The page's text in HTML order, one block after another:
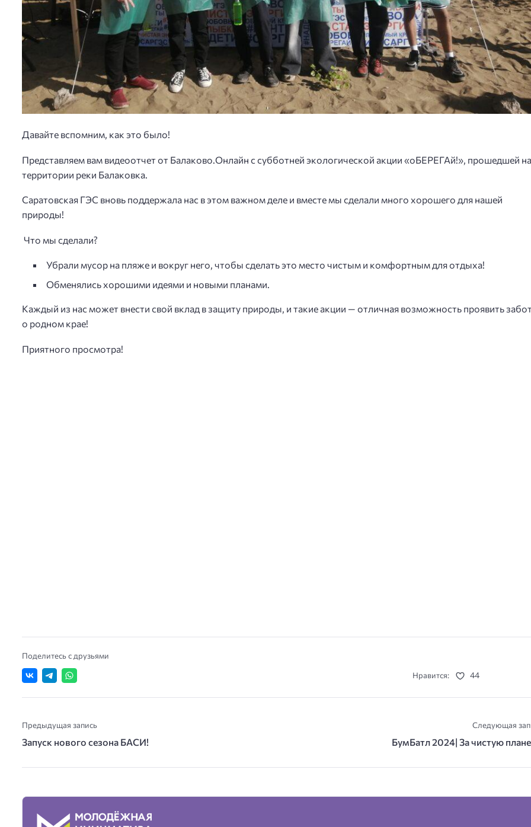
Давайте вспомним, как это было!
Представляем вам видеоотчет от Балаково.Онлайн с субботней экологической акции «оБЕРЕГАй!», прошедшей на
территории реки Балаковка.
Саратовская ГЭС вновь поддержала нас в этом важном деле и вместе мы сделали много хорошего для нашей
природы!
Что мы сделали?
Убрали мусор на пляже и вокруг него, чтобы сделать это место чистым и комфортным для отдыха!
Обменялись хорошими идеями и новыми планами.
Каждый из нас может внести свой вклад в защиту природы, и такие акции — отличная возможность проявить
о родном крае!
Приятного просмотра!
Поделитесь с друзьями
Нравится: 44
Предыдущая запись
Запуск нового сезона БАСИ!
Следующая
БумБатл 2024| За чистую